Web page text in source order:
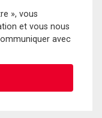
», vous
et vous nous
avec